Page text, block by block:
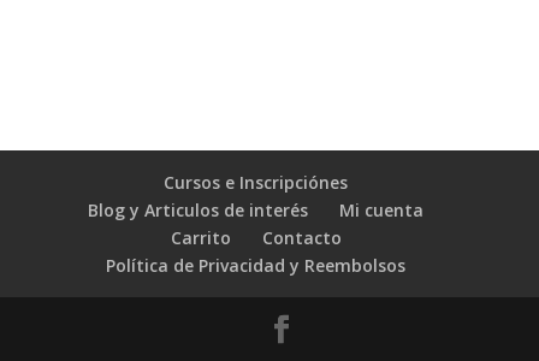
Cursos e Inscripciónes
Blog y Articulos de interés
Mi cuenta
Carrito
Contacto
Política de Privacidad y Reembolsos